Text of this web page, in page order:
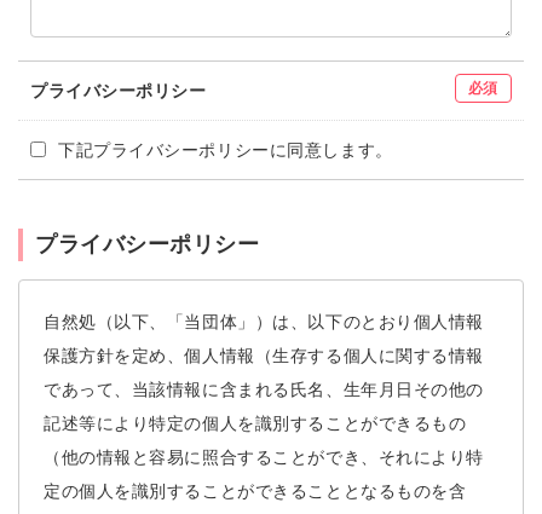
プライバシーポリシー 必須
下記プライバシーポリシーに同意します。
プライバシーポリシー
自然処（以下、「当団体」）は、以下のとおり個人情報
保護方針を定め、個人情報（生存する個人に関する情報
であって、当該情報に含まれる氏名、生年月日その他の
記述等により特定の個人を識別することができるもの
（他の情報と容易に照合することができ、それにより特
定の個人を識別することができることとなるものを含